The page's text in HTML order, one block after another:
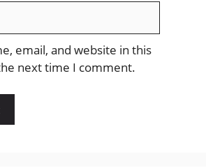
email, and website in this
next time I comment.